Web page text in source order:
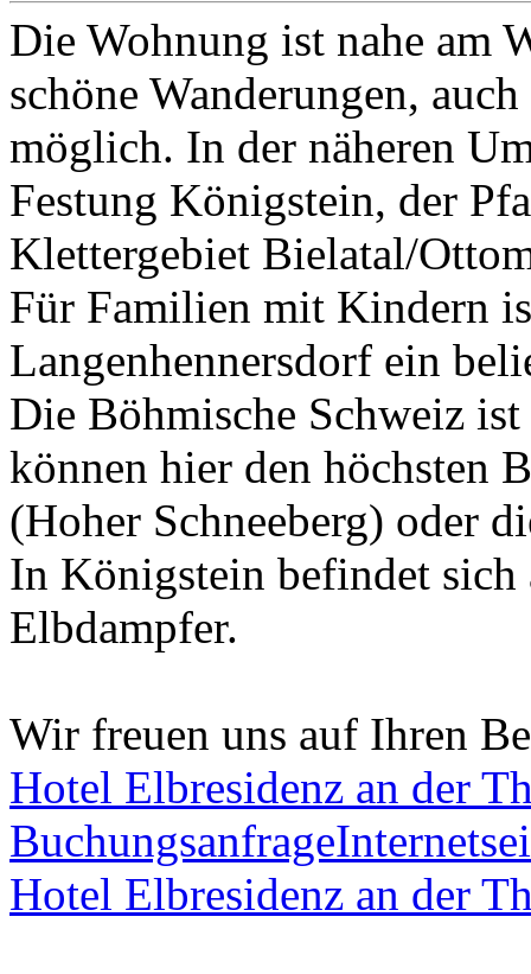
Die Wohnung ist nahe am
schöne Wanderungen,
möglich. In der näheren
Festung Königstein, der
Klettergebiet Bielatal/
Für Familien mit Kindern
Langenhennersdorf ein
Die Böhmische Schweiz
können hier den höchsten
(Hoher Schneeberg) oder
In Königstein befindet sich
Elbdampfer.
Wir freuen uns auf Ihren
Hotel Elbresidenz an der
Buchungsanfrage
Hotel Elbresidenz an der